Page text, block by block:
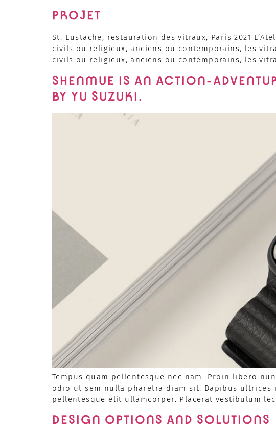
PROJET
St. Eustache, restauration des vitraux, Paris 2021
civils ou religieux, anciens ou contemporains, les
civils ou religieux, anciens ou contemporains, les
SHENMUE IS AN ACTION-
BY YU SUZUKI.
Tempus quam pellentesque nec nam. Proin libero
odio ut sem nulla pharetra diam sit. Dapibus
pellentesque elit ullamcorper. Placerat vestibulum
DESIGN OPTIONS AND SOLUTIONS